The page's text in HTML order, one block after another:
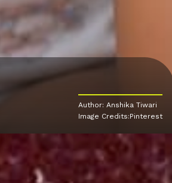
Author: Anshika Tiwari
Image Credits:Pinterest